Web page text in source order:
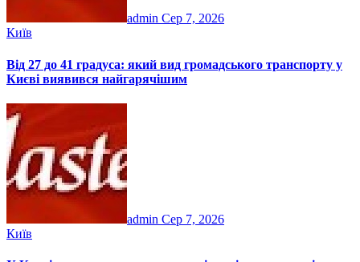
admin Сер 7, 2026
Київ
Від 27 до 41 градуса: який вид громадського транспорту у
Києві виявився найгарячішим
admin Сер 7, 2026
Київ